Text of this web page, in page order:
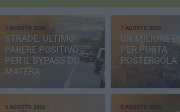
7 AGOSTO 2026
STRADE: ULTIMO
PARERE POSITIVO
PER IL BYPASS DI
MATERA
7 AGOSTO 2026
UN MILIONE
PER PORTA
POSTERGOLA
5 AGOSTO 2026 5 AGOSTO 2026